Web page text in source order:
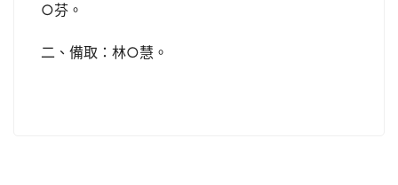
○芬。
二、備取：林○慧。